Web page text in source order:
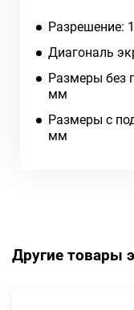
Разрешение:
Диагональ
Размеры без
мм
Размеры с
мм
Другие товары